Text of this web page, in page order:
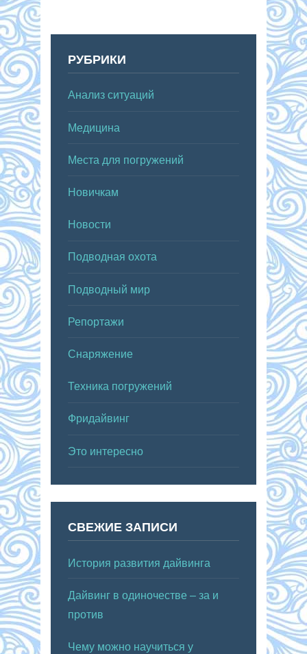
РУБРИКИ
Анализ ситуаций
Медицина
Места для погружений
Новичкам
Новости
Подводная охота
Подводный мир
Репортажи
Снаряжение
Техника погружений
Фридайвинг
Это интересно
СВЕЖИЕ ЗАПИСИ
История развития дайвинга
Дайвинг в одиночестве – за и
против
Чему можно научиться у